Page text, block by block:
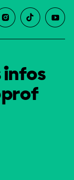
infos